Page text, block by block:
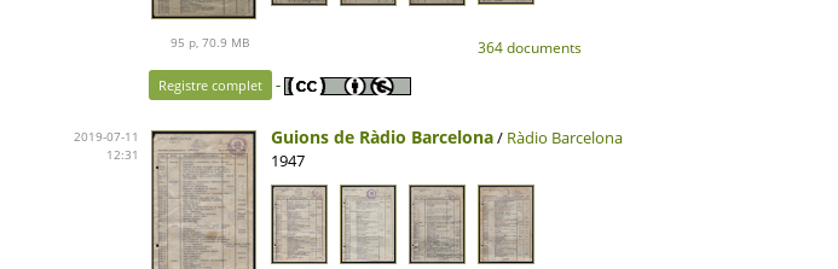
95 p, 70.9 MB 364 documents
Registre complet -
2019-07-11
12:31
Guions de Ràdio Barcelona/ Ràdio Barcelona
1947